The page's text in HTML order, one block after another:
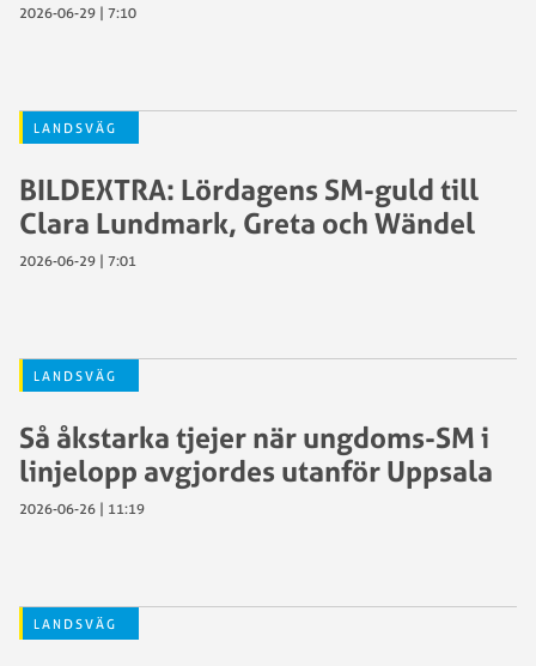
2026-06-29 | 7:10
LANDSVÄG
BILDEXTRA: Lördagens SM-guld till
Clara Lundmark, Greta och Wändel
2026-06-29 | 7:01
LANDSVÄG
Så åkstarka tjejer när ungdoms-SM i
linjelopp avgjordes utanför Uppsala
2026-06-26 | 11:19
LANDSVÄG